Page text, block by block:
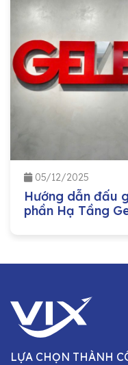
05/12/2025
Hướng dẫn đấu
phần Hạ Tầng
LỰA CHỌN THÀNH